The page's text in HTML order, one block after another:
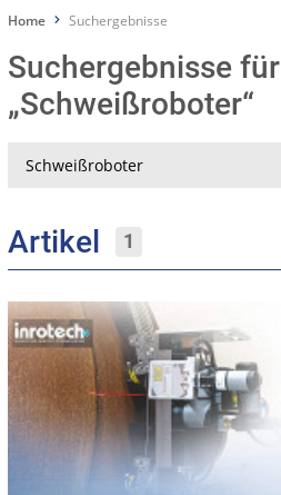
Home Suchergebnisse
Suchergebnisse für
„Schweißroboter“
Artikel 1